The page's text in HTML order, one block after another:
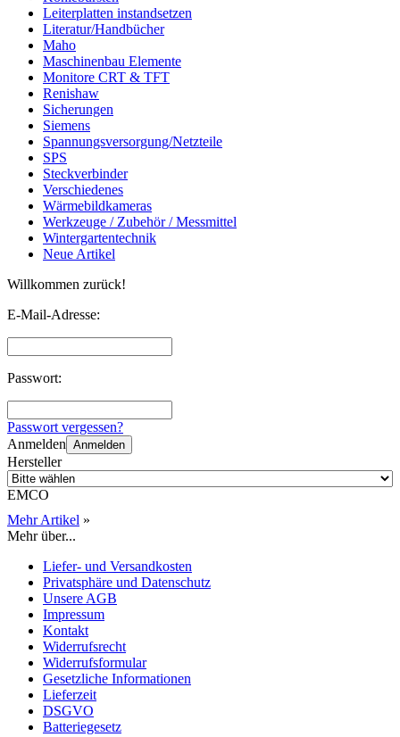
Leiterplatten instandsetzen
Literatur/Handbücher
Maho
Maschinenbau Elemente
Monitore CRT & TFT
Renishaw
Sicherungen
Siemens
Spannungsversorgung/Netzteile
SPS
Steckverbinder
Verschiedenes
Wärmebildkameras
Werkzeuge / Zubehör / Messmittel
Wintergartentechnik
Neue Artikel
Willkommen zurück!
E-Mail-Adresse:
Passwort:
Passwort vergessen?
Anmelden Anmelden
Hersteller
EMCO
Mehr Artikel »
Mehr über...
Liefer- und Versandkosten
Privatsphäre und Datenschutz
Unsere AGB
Impressum
Kontakt
Widerrufsrecht
Widerrufsformular
Gesetzliche Informationen
Lieferzeit
DSGVO
Batteriegesetz